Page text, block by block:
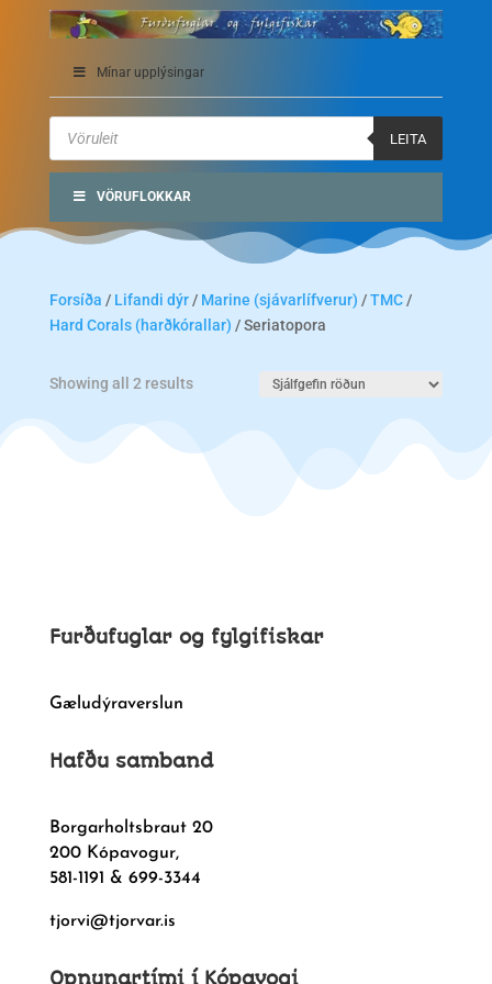
Mínar upplýsingar
Products
search
LEITA
VÖRUFLOKKAR
Forsíða / Lifandi dýr/ Marine (sjávarlífverur) /TMC/
Hard Corals (harðkórallar) / Seriatopora
Showing all 2 results
Furðufuglar og fylgifiskar
Gæludýraverslun
Hafðu samband
Borgarholtsbraut 20
200 Kópavogur,
581-1191 & 699-3344
tjorvi@tjorvar.is
Opnunartími í Kópavogi